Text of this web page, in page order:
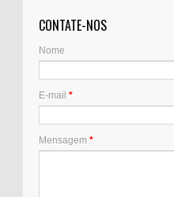
CONTATE-NOS
Nome
E-mail *
Mensagem *